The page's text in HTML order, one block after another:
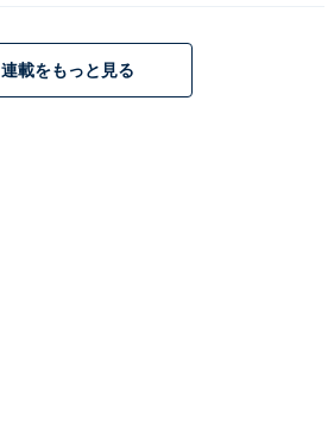
連載をもっと見る